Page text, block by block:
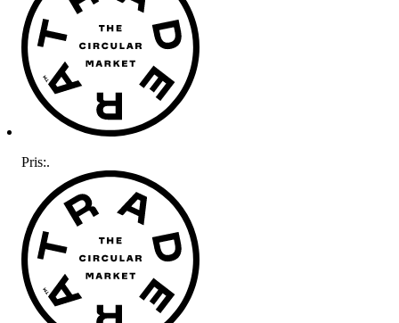
Pris:.